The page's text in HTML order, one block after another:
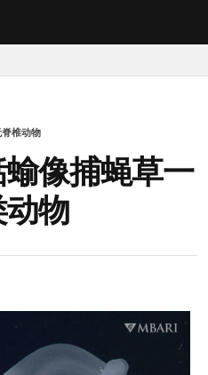
椎动物
像捕蝇草一
物